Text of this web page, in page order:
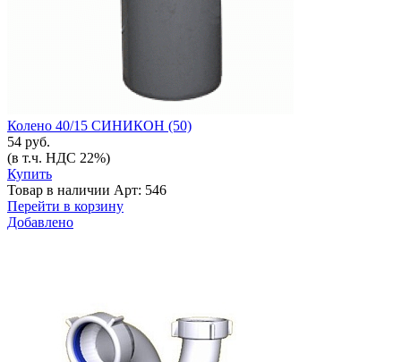
Колено 40/15 СИНИКОН (50)
54 руб.
(в т.ч. НДС 22%)
Купить
Товар в наличии Арт: 546
Перейти в корзину
Добавлено